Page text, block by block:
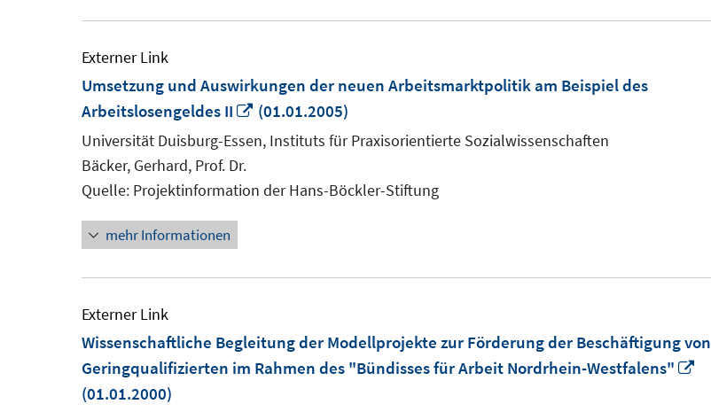
Externer Link
Umsetzung und Auswirkungen der neuen Arbeitsmarktpolitik am Beispiel des
Arbeitslosengeldes II
In
neuem
öffnen
(01.01.2005)
Universität Duisburg-Essen, Instituts für Praxisorientierte Sozialwissenschaften
Bäcker, Gerhard, Prof. Dr.
Quelle: Projektinformation der Hans-Böckler-Stiftung
mehr Informationen
Externer Link
Wissenschaftliche Begleitung der Modellprojekte zur Förderung der Beschäftigung von
Geringqualifizierten im Rahmen des "Bündisses für Arbeit Nordrhein-Westfalens"
(01.01.2000)